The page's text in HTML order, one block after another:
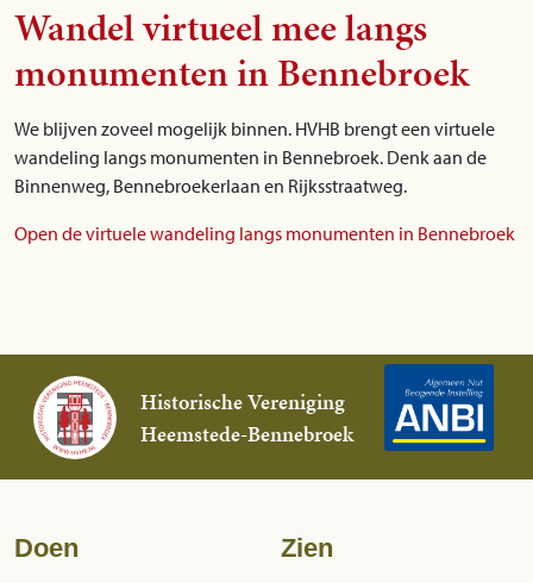
Wandel virtueel mee langs
monumenten in Bennebroek
We blijven zoveel mogelijk binnen. HVHB brengt een virtuele
wandeling langs monumenten in Bennebroek. Denk aan de
Binnenweg, Bennebroekerlaan en Rijksstraatweg.
Open de virtuele wandeling langs monumenten in Bennebroek
Historische Vereniging
Heemstede-Bennebroek
Doen Zien